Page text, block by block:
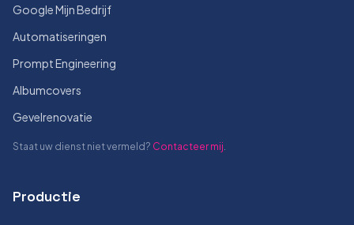
Google Mijn Bedrijf
Automatiseringen
Prompt Engineering
Albumcovers
Gevelrenovatie
Staat uw dienst niet vermeld? Contacteer mij.
Productie